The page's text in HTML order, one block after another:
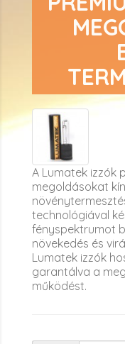
A Lumatek izzók
megoldásokat
technológiával
fényspektrumot
növekedés és
Lumatek izzók
garantálva a
működést.